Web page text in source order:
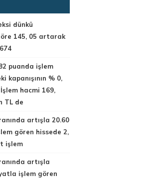
dünkü
145, 05 artarak
puanda işlem
kapanışının % 0,
hacmi 169,
TL de
artışla 20.60
gören hissede 2,
işlem
artışla
işlem gören